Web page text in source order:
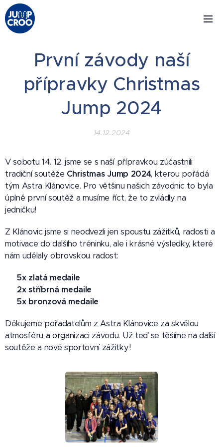
První závody naší
přípravky Christmas
Jump 2024
14.12.2024
V sobotu 14. 12. jsme se s naší přípravkou zúčastnili
tradiční soutěže Christmas Jump 2024, kterou pořádá
tým Astra Klánovice. Pro většinu našich závodnic to byla
úplně první soutěž a musíme říct, že to zvládly na
jedničku! 💪
Z Klánovic jsme si neodvezli jen spoustu zážitků, radosti a
motivace do dalšího tréninku, ale i krásné výsledky, které
nám udělaly obrovskou radost:
🥇5x zlatá medaile
2x stříbrná medaile
🥉5x bronzová medaile
Děkujeme pořadatelům z Astra Klánovice za skvělou
atmosféru a organizaci závodu. Už teď se těšíme na další
soutěže a nové sportovní zážitky!